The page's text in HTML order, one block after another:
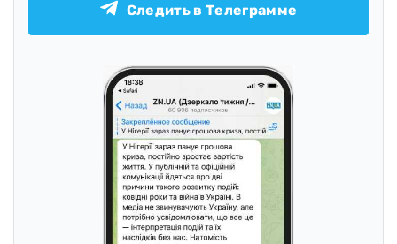
Следить в Телеграмме